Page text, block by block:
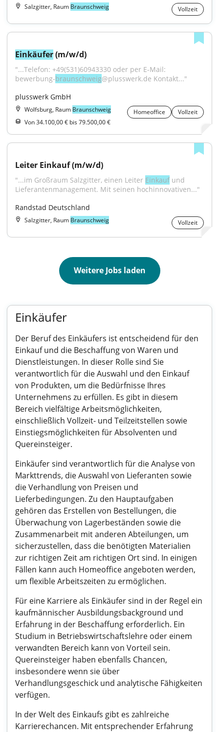
Salzgitter, Raum Braunschweig Vollzeit
Einkäufer (m/w/d)
"...Telefon: +49(531)60943330 oder per E-Mail:
bewerbung-braunschweig@plusswerk.de Kontakt..."
plusswerk GmbH
Wolfsburg, Raum Braunschweig Homeoffice
Vollzeit
Von 34.100,00 € bis 79.500,00 €
Leiter Einkauf (m/w/d)
"...im Großraum Salzgitter, einen Leiter Einkauf und
Lieferantenmanagement. Mit seinen hochinnovativen..."
Randstad Deutschland
Salzgitter, Raum Braunschweig Vollzeit
Weitere Jobs laden
Einkäufer
Der Beruf des Einkäufers ist entscheidend für den
Einkauf und die Beschaffung von Waren und
Dienstleistungen. In dieser Rolle sind Sie
verantwortlich für die Auswahl und den Einkauf
von Produkten, um die Bedürfnisse Ihres
Unternehmens zu erfüllen. Es gibt in diesem
Bereich vielfältige Arbeitsmöglichkeiten,
einschließlich Vollzeit- und Teilzeitstellen sowie
Einstiegsmöglichkeiten für Absolventen und
Quereinsteiger.
Einkäufer sind verantwortlich für die Analyse von
Markttrends, die Auswahl von Lieferanten sowie
die Verhandlung von Preisen und
Lieferbedingungen. Zu den Hauptaufgaben
gehören das Erstellen von Bestellungen, die
Überwachung von Lagerbeständen sowie die
Zusammenarbeit mit anderen Abteilungen, um
sicherzustellen, dass die benötigten Materialien
zur richtigen Zeit am richtigen Ort sind. In einigen
Fällen kann auch Homeoffice angeboten werden,
um flexible Arbeitszeiten zu ermöglichen.
Für eine Karriere als Einkäufer sind in der Regel ein
kaufmännischer Ausbildungsbackground und
Erfahrung in der Beschaffung erforderlich. Ein
Studium in Betriebswirtschaftslehre oder einem
verwandten Bereich kann von Vorteil sein.
Quereinsteiger haben ebenfalls Chancen,
insbesondere wenn sie über
Verhandlungsgeschick und analytische Fähigkeiten
verfügen.
In der Welt des Einkaufs gibt es zahlreiche
Karrierechancen. Mit entsprechender Erfahrung